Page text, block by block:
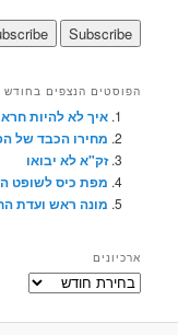
הפוסטים הנצפים בחודש
איך לא להיות
מחירו הכבד של
זק"א לא יבואו
מפת כיס לשופט
מונה ראש ועדת
ארכיונים
ארכיונים